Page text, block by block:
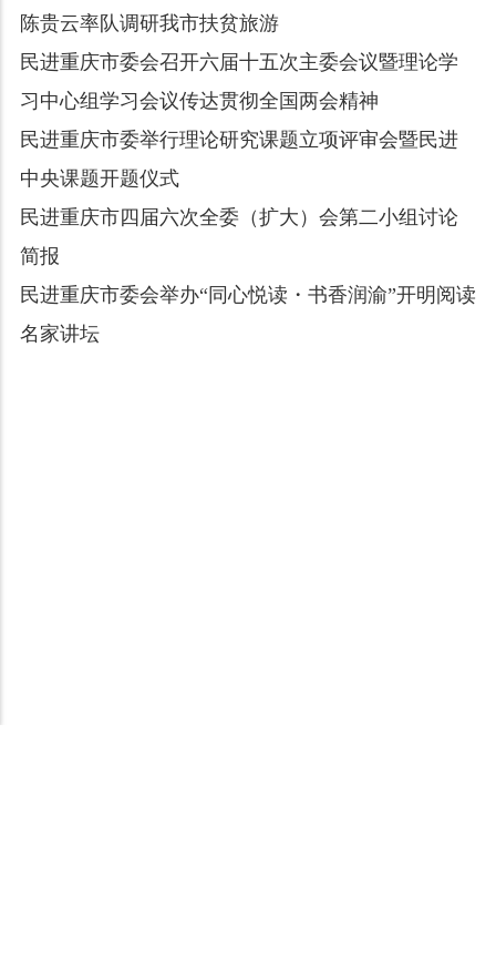
陈贵云率队调研我市扶贫旅游
民进重庆市委会召开六届十五次主委会议暨理论学
习中心组学习会议传达贯彻全国两会精神
民进重庆市委举行理论研究课题立项评审会暨民进
中央课题开题仪式
民进重庆市四届六次全委（扩大）会第二小组讨论
简报
民进重庆市委会举办“同心悦读・书香润渝”开明阅读
名家讲坛